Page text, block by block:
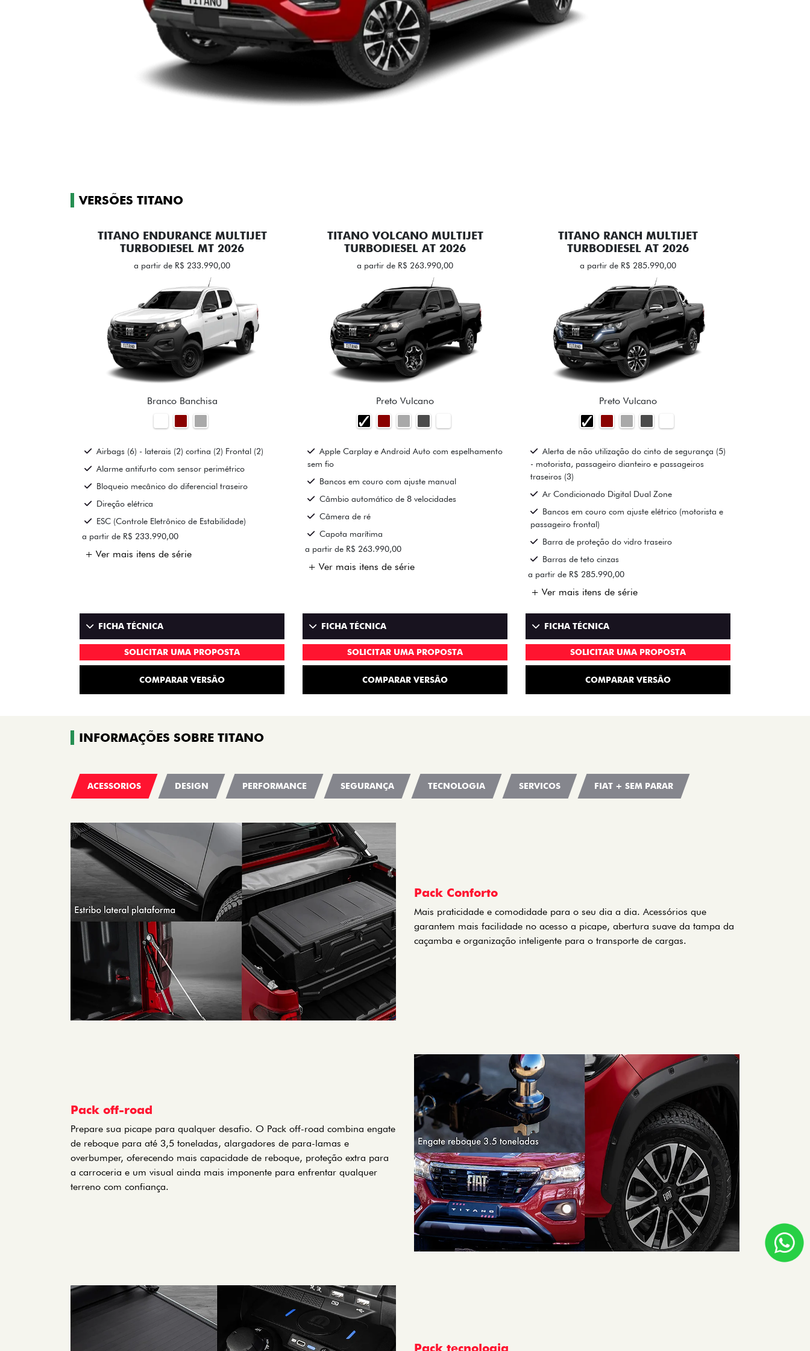
VERSÕES TITANO
TITANO ENDURANCE MULTIJET
TURBODIESEL MT 2026
a partir de R$ 233.990,00
Branco Banchisa
Airbags (6) - laterais (2) cortina (2) Frontal (2)
Alarme antifurto com sensor perimétrico
Bloqueio mecânico do diferencial traseiro
Direção elétrica
ESC (Controle Eletrônico de Estabilidade)
a partir de R$ 233.990,00
+ Ver mais itens de série
FICHA TÉCNICA
SOLICITAR UMA PROPOSTA
COMPARAR VERSÃO
TITANO VOLCANO MULTIJET
TURBODIESEL AT 2026
a partir de R$ 263.990,00
Preto Vulcano
Apple Carplay e Android Auto com espelhamento
sem fio
Bancos em couro com ajuste manual
Câmbio automático de 8 velocidades
Câmera de ré
Capota marítima
a partir de R$ 263.990,00
+ Ver mais itens de série
FICHA TÉCNICA
SOLICITAR UMA PROPOSTA
COMPARAR VERSÃO
TITANO RANCH MULTIJET
TURBODIESEL AT 2026
a partir de R$ 285.990,00
Preto Vulcano
Alerta de não utilização do cinto de segurança (5)
- motorista, passageiro dianteiro e passageiros
traseiros (3)
Ar Condicionado Digital Dual Zone
Bancos em couro com ajuste elétrico (motorista e
passageiro frontal)
Barra de proteção do vidro traseiro
Barras de teto cinzas
a partir de R$ 285.990,00
+ Ver mais itens de série
FICHA TÉCNICA
SOLICITAR UMA PROPOSTA
COMPARAR VERSÃO
INFORMAÇÕES SOBRE TITANO
ACESSORIOS DESIGN PERFORMANCE SEGURANÇA TECNOLOGIA SERVICOS FIAT + SEM PARAR
Pack Conforto
Mais praticidade e comodidade para o seu dia a dia. Acessórios que
garantem mais facilidade no acesso a picape, abertura suave da tampa da
caçamba e organização inteligente para o transporte de cargas.
Pack off-road
Prepare sua picape para qualquer desafio. O Pack off-road combina engate
de reboque para até 3,5 toneladas, alargadores de para-lamas e
overbumper, oferecendo mais capacidade de reboque, proteção extra para
a carroceria e um visual ainda mais imponente para enfrentar qualquer
terreno com confiança.
Pack tecnologia